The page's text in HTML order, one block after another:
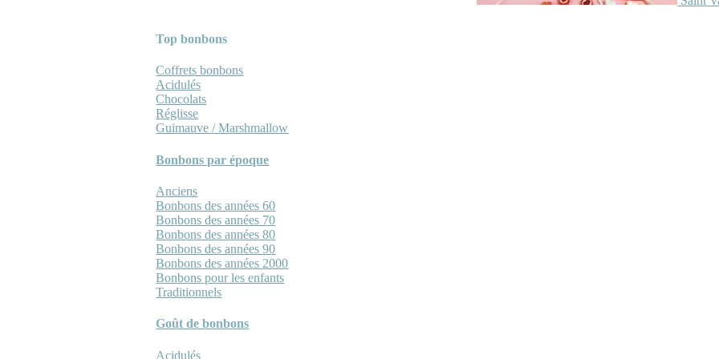
Top bonbons
Coffrets bonbons
Acidulés
Chocolats
Réglisse
Guimauve / Marshmallow
Bonbons par époque
Anciens
Bonbons des années 60
Bonbons des années 70
Bonbons des années 80
Bonbons des années 90
Bonbons des années 2000
Bonbons pour les enfants
Traditionnels
Goût de bonbons
Acidulés